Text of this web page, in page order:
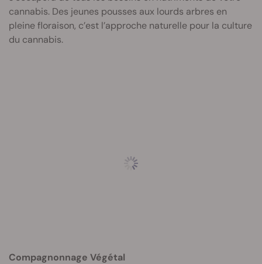
cannabis. Des jeunes pousses aux lourds arbres en
pleine floraison, c’est l’approche naturelle pour la culture
du cannabis.
Compagnonnage Végétal